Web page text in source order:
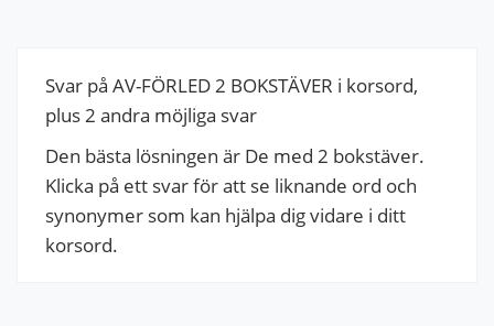
Svar på AV-FÖRLED 2 BOKSTÄVER i korsord,
plus 2 andra möjliga svar
Den bästa lösningen är De med 2 bokstäver.
Klicka på ett svar för att se liknande ord och
synonymer som kan hjälpa dig vidare i ditt
korsord.